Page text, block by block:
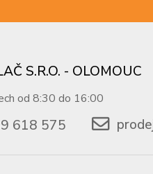
S.R.O. - OLOMOUC
od 8:30 do 16:00
618 575